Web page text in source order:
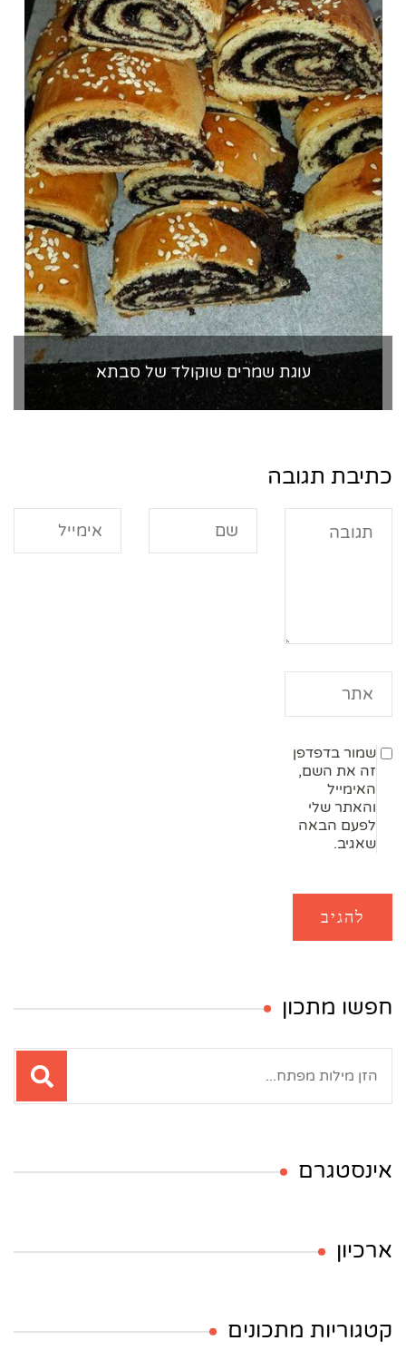
עוגת שמרים שוקולד של סבתא
כתיבת תגובה
שמור בדפדפן
זה את השם,
האימייל
והאתר שלי
לפעם הבאה
שאגיב.
חפשו מתכון
אינסטגרם
ארכיון
קטגוריות מתכונים